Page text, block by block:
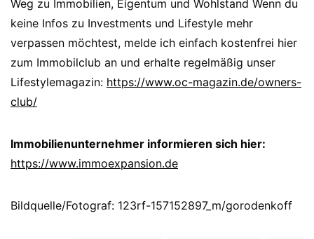
Weg zu Immobilien, Eigentum und Wohlstand Wenn du
keine Infos zu Investments und Lifestyle mehr
verpassen möchtest, melde ich einfach kostenfrei hier
zum Immobilclub an und erhalte regelmäßig unser
Lifestylemagazin: https://www.oc-magazin.de/owners-
club/
Immobilienunternehmer informieren sich hier:
https://www.immoexpansion.de
Bildquelle/Fotograf: 123rf-157152897_m/gorodenkoff